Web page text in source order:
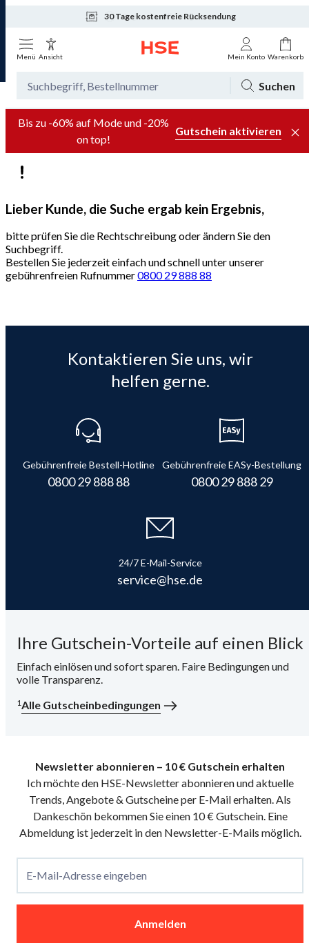
30 Tage kostenfreie Rücksendung
Tagesaktuelle Angebote
Menü Ansicht Mein Konto Warenkorb
Suchen
Bis zu -60% auf Mode und -20%
on top!
Gutschein aktivieren
Lieber Kunde, die Suche ergab kein Ergebnis,
bitte prüfen Sie die Rechtschreibung oder ändern Sie den
Suchbegriff.
Bestellen Sie jederzeit einfach und schnell unter unserer
gebührenfreien Rufnummer0800 29 888 88
Kontaktieren Sie uns, wir
helfen gerne.
Gebührenfreie Bestell-Hotline
0800 29 888 88
Gebührenfreie EASy-Bestellung
0800 29 888 29
24/7 E-Mail-Service
service@hse.de
Ihre Gutschein-Vorteile auf einen Blick
Einfach einlösen und sofort sparen. Faire Bedingungen und
volle Transparenz.
1Alle Gutscheinbedingungen
Newsletter abonnieren – 10 € Gutschein erhalten
Ich möchte den HSE-Newsletter abonnieren und aktuelle
Trends, Angebote & Gutscheine per E-Mail erhalten. Als
Dankeschön bekommen Sie einen 10 € Gutschein. Eine
Abmeldung ist jederzeit in den Newsletter-E-Mails möglich.
E-Mail-Adresse eingeben
Anmelden